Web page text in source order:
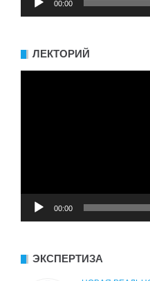
00:00
ЛЕКТОРИЙ
00:00
ЭКСПЕРТИЗА